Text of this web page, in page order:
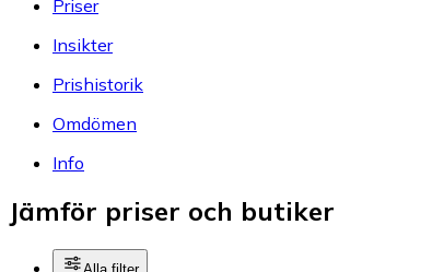
Priser
Insikter
Prishistorik
Omdömen
Info
Jämför priser och butiker